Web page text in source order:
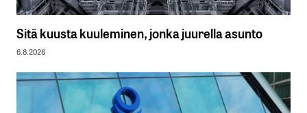
Sitä kuusta kuuleminen, jonka juurella asunto
6.8.2026